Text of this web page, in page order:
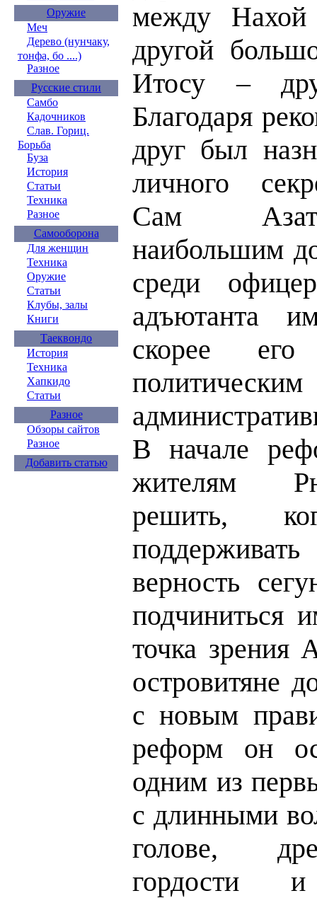
Оружие
Меч
Дерево (нунчаку,
тонфа, бо ....)
Разное
Русские стили
Самбо
Кадочников
Слав. Гориц.
Борьба
Буза
История
Статьи
Техника
Разное
Самооборона
Для женщин
Техника
Оружие
Статьи
Клубы, залы
Книги
Таеквондо
История
Техника
Хапкидо
Статьи
Разное
Обзоры сайтов
Разное
Добавить статью
между
другой
Итосу –
Благодаря
друг был
личного
Сам
наибольшим
среди
адъютанта
скорее
В начале
жителям
решить,
верность
подчиниться
точка зрения
островитяне
с новым
реформ он
одним из
с длинными
голове,
гордости и